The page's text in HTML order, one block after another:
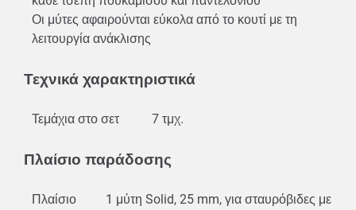
Οι μύτες αφαιρούνται εύκολα από το κουτί με τη
λειτουργία ανάκλισης
Τεχνικά χαρακτηριστικά
Τεμάχια στο σετ 7 τμχ.
Πλαίσιο παράδοσης
Πλαίσιο
1 μύτη Solid, 25 mm, για σταυρόβιδες με